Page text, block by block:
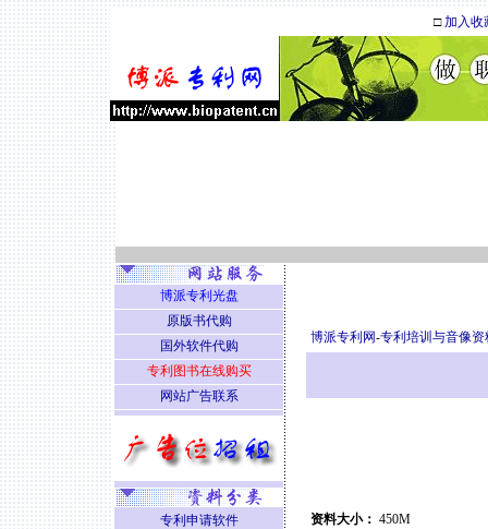
□加入收
博派专利网-专利培训与音像资
资料大小： 450M
博派专利光盘
原版书代购
国外软件代购
专利图书在线购买
网站广告联系
专利申请软件